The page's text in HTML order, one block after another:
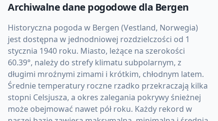
Archiwalne dane pogodowe dla Bergen
Historyczna pogoda w Bergen (Vestland, Norwegia)
jest dostępna w jednodniowej rozdzielczości od 1
stycznia 1940 roku. Miasto, leżące na szerokości
60.39°, należy do strefy klimatu subpolarnym, z
długimi mroźnymi zimami i krótkim, chłodnym latem.
Średnie temperatury roczne rzadko przekraczają kilka
stopni Celsjusza, a okres zalegania pokrywy śnieżnej
może obejmować nawet pół roku. Każdy rekord w